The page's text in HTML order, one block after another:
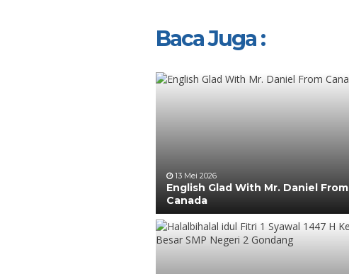
Baca Juga :
13 Mei 2026
English Glad With Mr. Daniel From
Canada